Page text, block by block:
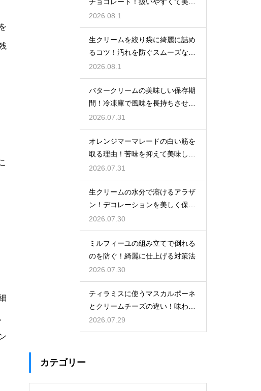
チョコレート！扱いやすくて美味
しい種類を紹介
2026.08.1
生クリームを絞り袋に綺麗に詰め
るコツ！汚れを防ぐスムーズな入
れ方
2026.08.1
バタークリームの美味しい保存期
間！冷凍庫で風味を長持ちさせる
コツ
2026.07.31
オレンジマーマレードの白い筋を
取る理由！苦味を抑えて美味しい
ジャムに仕上げる
2026.07.31
生クリームの水分で溶けるアラザ
ン！デコレーションを美しく保つ
ための飾るタイミングとコツ
2026.07.30
ミルフィーユの組み立てで倒れる
のを防ぐ！綺麗に仕上げる対策法
2026.07.30
ティラミスに使うマスカルポーネ
とクリームチーズの違い！味わい
を比較
2026.07.29
カテゴリー